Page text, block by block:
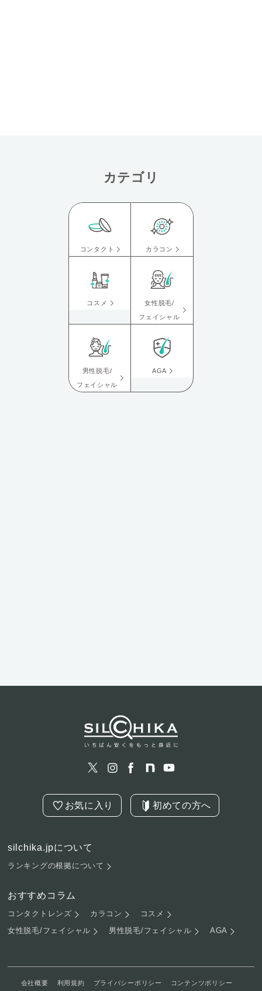
カテゴリ
コンタクト カラコン
コスメ
女性脱毛/
フェイシャル
男性脱毛/
フェイシャル
AGA
お気に入り 初めての方へ
silchika.jpについて
ランキングの根拠について
おすすめコラム
コンタクトレンズ カラコン
コスメ
女性脱毛/フェイシャル
男性脱毛/フェイシャル AGA
会社概要 利用規約 プライバシーポリシー コンテンツポリシー